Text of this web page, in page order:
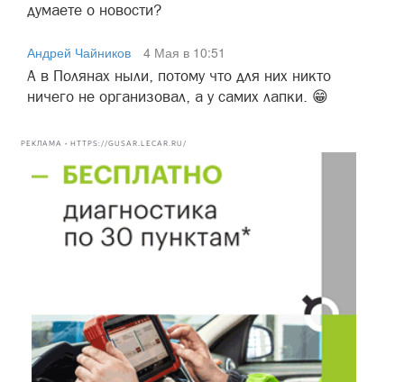
думаете о новости?
Андрей Чайников
4 Мая в 10:51
А в Полянах ныли, потому что для них никто
ничего не организовал, а у самих лапки. 😁
РЕКЛАМА • HTTPS://GUSAR.LECAR.RU/